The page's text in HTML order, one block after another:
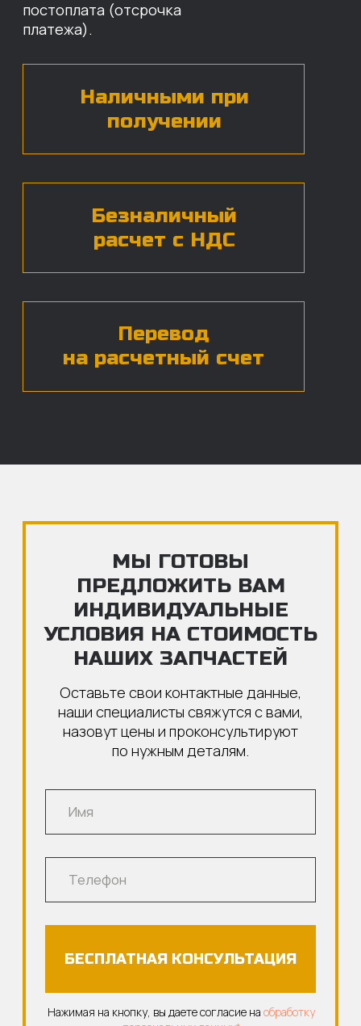
назовут цены и проконсультируют
по нужным деталям.
персональных данных*
ЧАСТЫЕ ВОПРОСЫ